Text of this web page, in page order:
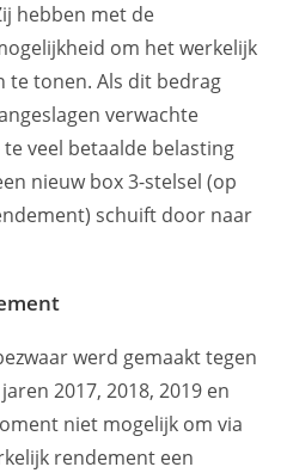
hebben met de
om het werkelijk
te tonen. Als dit bedrag
verwachte
veel betaalde belasting
nieuw box 3-stelsel (op
schuift door naar
werd gemaakt tegen
2017, 2018, 2019 en
niet mogelijk om via
rendement een